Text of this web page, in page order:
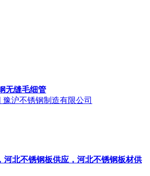
无缝毛细管
豫沪不锈钢制造有限公司
河北不锈钢板供应，河北不锈钢板材供